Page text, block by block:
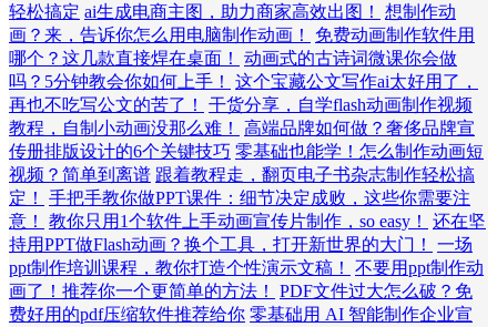
轻松搞定 ai生成电商主图，助力商家高效出图！
想制作动
画？来，告诉你怎么用电脑制作动画！
免费动画制作软件用
哪个？这几款直接焊在桌面！
动画式的古诗词微课你会做
吗？5分钟教会你如何上手！
这个宝藏公文写作ai太好用了，
再也不吃写公文的苦了！
干货分享，自学flash动画制作视频
教程，自制小动画没那么难！
高端品牌如何做？奢侈品牌宣
传册排版设计的6个关键技巧 零基础也能学！怎么制作动画短
视频？简单到离谱 跟着教程走，翻页电子书杂志制作轻松搞
定！
手把手教你做PPT课件：细节决定成败，这些你需要注
意！
教你只用1个软件上手动画宣传片制作，so easy！
还在坚
持用PPT做Flash动画？换个工具，打开新世界的大门！
一场
ppt制作培训课程，教你打造个性演示文稿！
不要用ppt制作动
画了！推荐你一个更简单的方法！
PDF文件过大怎么破？免
费好用的pdf压缩软件推荐给你 零基础用 AI 智能制作企业宣